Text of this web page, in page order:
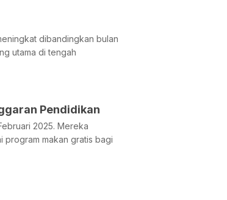
dibandingkan bulan
utama di tengah
Pendidikan
2025. Mereka
program makan gratis bagi